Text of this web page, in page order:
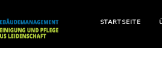
STARTSEITE